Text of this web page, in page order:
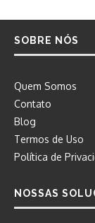
SOBRE NÓS
Quem Somos
Contato
Blog
Termos de Uso
Política de
NOSSAS